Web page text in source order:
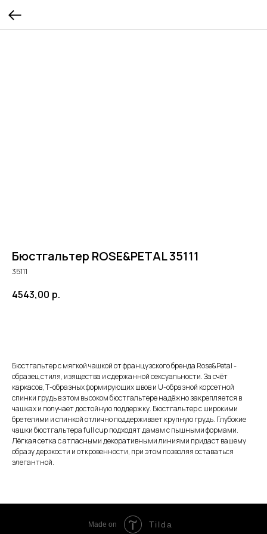
Бюстгальтер ROSE&PETAL 35111
35111
4543,00 р.
Бюстгальтер с мягкой чашкой от французского бренда Rose&Petal -
образец стиля, изящества и сдержанной сексуальности. За счёт
каркасов, Т-образных формирующих швов и U-образной корсетной
спинки грудь в этом высоком бюстгальтере надёжно закрепляется в
чашках и получает достойную поддержку. Бюстгальтер с широкими
бретелями и спинкой отлично поддерживает крупную грудь. Глубокие
чашки бюстгальтера full cup подходят дамам с пышными формами.
Лёгкая сетка с атласными декоративными линиями придаст вашему
образу дерзкости и откровенности, при этом позволяя оставаться
элегантной.
Made on Tilda